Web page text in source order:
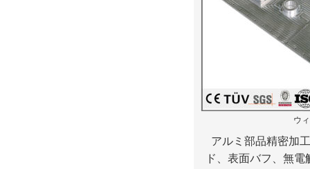
ウ
アルミ部品精密加
ド、表面バフ、無